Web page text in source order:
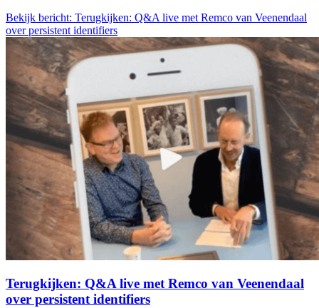
Bekijk bericht: Terugkijken: Q&A live met Remco van Veenendaal
over persistent identifiers
Terugkijken: Q&A live met Remco van Veenendaal
over persistent identifiers